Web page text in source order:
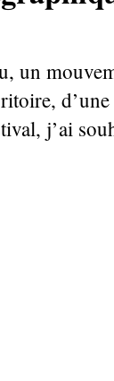
j’ai